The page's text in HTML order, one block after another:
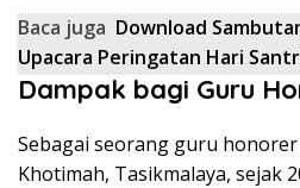
Baca juga Download
Upacara Peringatan Hari
Dampak bagi Guru
Sebagai seorang guru honorer
Khotimah, Tasikmalaya, sejak